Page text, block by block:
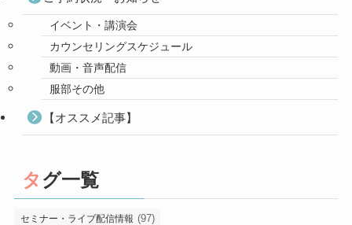
イベント・講演会
カウンセリングスケジュール
動画・音声配信
服部その他
【オススメ記事】
タグ一覧
セミナー・ライブ配信情報 (97)